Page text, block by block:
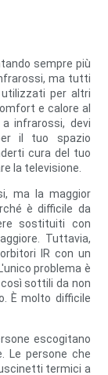
sempre più
ma tutti
per altri
e calore al
infrarossi, devi
il tuo spazio
cura del tuo
la televisione.
ma la maggior
è difficile da
sostituiti con
Tuttavia,
IR con un
problema è
sottili da non
È molto difficile
escogitano
Le persone che
termici a